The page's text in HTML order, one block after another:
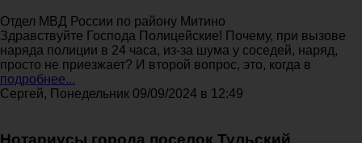
Отдел МВД России по району Митино
Здравствуйте Господа Полицейские! Почему, при вызове
наряда полиции в 24 часа, из-за шума у соседей, наряд,
просто не приезжает? И второй вопрос, это, когда в
подробнее...
Сергей, Понедельник 09/09/2024 в 12:49
Нотариусы города поселок Тульский